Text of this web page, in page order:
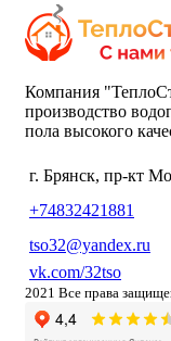
Компания
производство
пола высокого
г. Брянск, пр-кт
+74832421881
tso32@yandex.ru
vk.com/32tso
2021 Все права